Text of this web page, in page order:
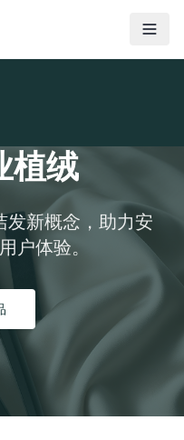
植绒
发新概念，助力安
户体验。